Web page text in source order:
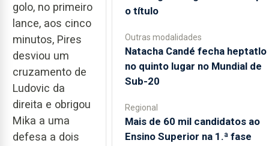
golo, no primeiro
lance, aos cinco
minutos, Pires
desviou um
cruzamento de
Ludovic da
direita e obrigou
Mika a uma
defesa a dois
o título
Outras modalidades
Natacha Candé fecha heptatlo
no quinto lugar no Mundial de
Sub-20
Regional
Mais de 60 mil candidatos ao
Ensino Superior na 1.ª fase